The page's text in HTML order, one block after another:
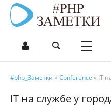
#php_Заметки »Conference » IT
IT на службе у